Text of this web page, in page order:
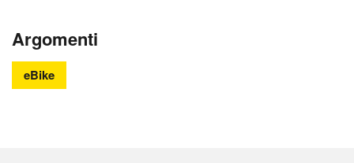
Argomenti
eBike